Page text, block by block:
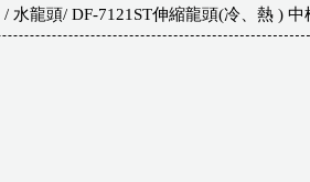
水龍頭 DF-7121ST伸縮龍頭(冷、熱 ) 中